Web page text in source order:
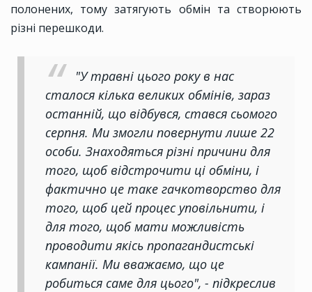
полонених, тому затягують обмін та створюють
різні перешкоди.
"У травні цього року в нас
сталося кілька великих обмінів, зараз
останній, що відбувся, стався сьомого
серпня. Ми змогли повернути лише 22
особи. Знаходяться різні причини для
того, щоб відстрочити ці обміни, і
фактично це таке гачкотворство для
того, щоб цей процес уповільнити, і
для того, щоб мати можливість
проводити якісь пропагандистські
кампанії. Ми вважаємо, що це
робиться саме для цього", - підкреслив